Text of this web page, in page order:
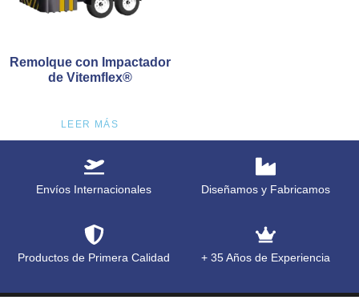
Remolque con Impactador
de Vitemflex®
LEER MÁS
Envíos Internacionales Diseñamos y Fabricamos
Productos de Primera Calidad + 35 Años de Experiencia